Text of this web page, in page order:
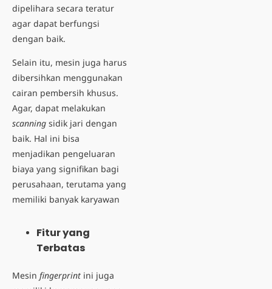
dipelihara secara teratur
agar dapat berfungsi
dengan baik.
Selain itu, mesin juga harus
dibersihkan menggunakan
cairan pembersih khusus.
Agar, dapat melakukan
scanning sidik jari dengan
baik. Hal ini bisa
menjadikan pengeluaran
biaya yang signifikan bagi
perusahaan, terutama yang
memiliki banyak karyawan
Fitur yang
Terbatas
Mesin fingerprint ini juga